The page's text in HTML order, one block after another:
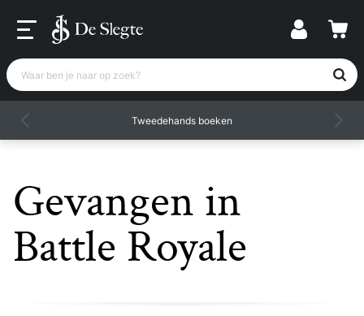
Waar ben je naar op zoek?
Tweedehands boeken
Gevangen in
Battle Royale